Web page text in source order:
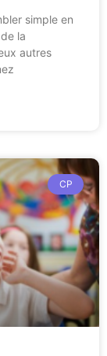
simple en
la
autres
CP